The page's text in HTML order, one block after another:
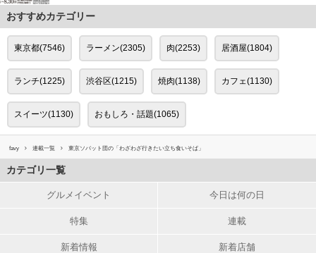
おすすめカテゴリー
東京都(7546) ラーメン(2305) 肉(2253) 居酒屋(1804)
ランチ(1225) 渋谷区(1215) 焼肉(1138) カフェ(1130)
スイーツ(1130) おもしろ・話題(1065)
favy 連載一覧 東京ソバット団の「わざわざ行きたい立ち食いそば」
カテゴリ一覧
グルメイベント 今日は何の日
特集 連載
新着情報 新着店舗